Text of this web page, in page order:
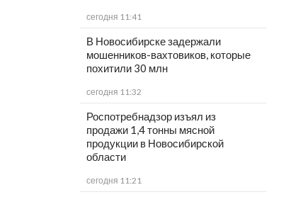
сегодня 11:41
В Новосибирске задержали
мошенников-вахтовиков, которые
похитили 30 млн
сегодня 11:32
Роспотребнадзор изъял из
продажи 1,4 тонны мясной
продукции в Новосибирской
области
сегодня 11:21